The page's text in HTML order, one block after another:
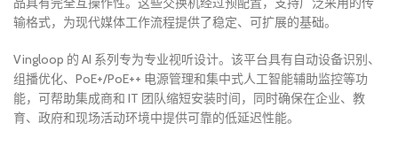
输格式，为现代媒体工作流程提供了稳定、可扩展的基础。
Vingloop 的 AI 系列专为专业视听设计。该平台具有自动设备识别、
组播优化、PoE+/PoE++ 电源管理和集中式人工智能辅助监控等功
能，可帮助集成商和 IT 团队缩短安装时间，同时确保在企业、教
育、政府和现场活动环境中提供可靠的低延迟性能。